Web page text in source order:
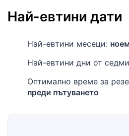
Най-евтини дати
Най-евтини месеци:
Най-евтини дни от
Оптимално време за
преди пътуването